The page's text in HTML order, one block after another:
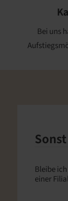
Bei uns
Bleibe
einer